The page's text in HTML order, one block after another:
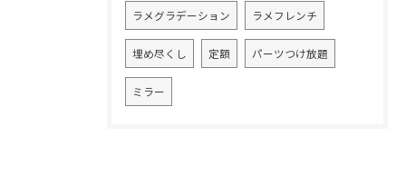
ラメグラデーション ラメフレンチ
埋め尽くし 定額 パーツつけ放題
ミラー